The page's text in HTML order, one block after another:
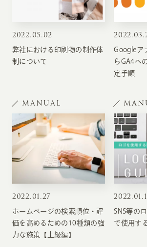
2022.05.02
弊社における印刷物の制作体
制について
2022.
Googleア
らGA4へ
定手順
MANUAL
2022.01.27
ホームページの検索順位・評
価を高めるための10種類の強
力な施策【上級編】
2022.
SNS等の
で使用す